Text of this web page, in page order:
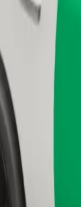
moyenne.